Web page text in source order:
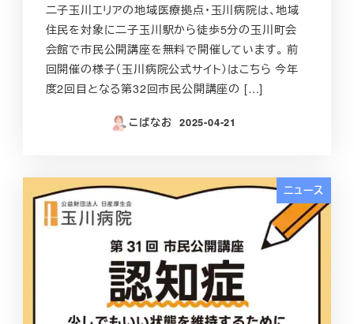
二子玉川エリアの地域医療拠点・玉川病院は、地域
住民を対象に二子玉川駅から徒歩5分の玉川町会
会館で市民公開講座を無料で開催しています。 前
回開催の様子（玉川病院公式サイト）はこちら 今年
度2回目となる第32回市民公開講座の […]
こばなお
投稿日
2025-04-21
ニュース